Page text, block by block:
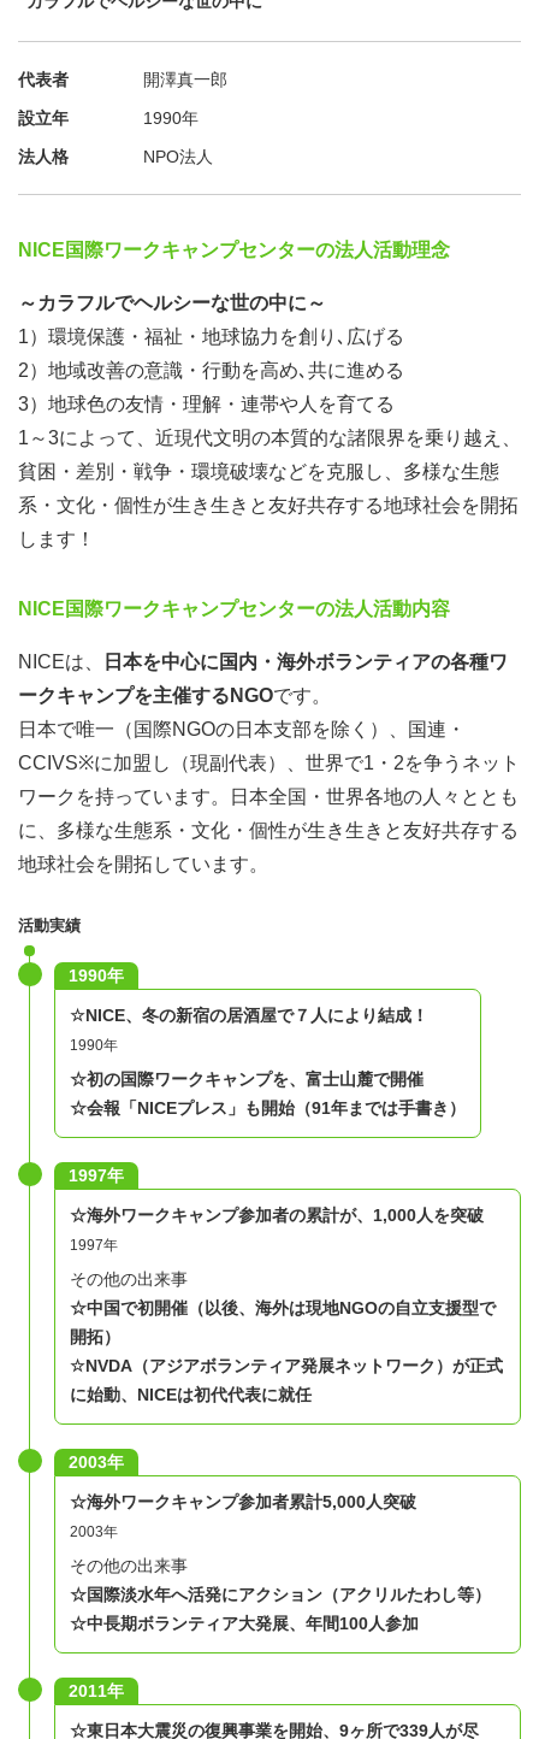
首都から45km（車で1時間。空港からは30分）。典型的な
美しい草原地帯で、点在する住民も友好的。数日間は同国
の人口300万人の1/3が集中する首都で過ごすかも。この時
期は朝晩は零下にも
でいつでも出迎え可）。最終日早朝以降に出発可。例えば
14:40成田→19:15ウランバートル。05/05 07:45ウランバ
ートル→13:40成田のモンゴル航空（直行便！）が64,240
円
座談会、乗馬、モンゴル文化体験。遠足も楽しめる
1990年設立のNGO、NICE（日本国際ワークキャンプセン
ター）。国際ボランティアの地球ネットワーク・CCIVSの
副代表。アジアでも97年にNVDA結成を主導し、現在代
表。提携国数は世界1、2。元気さ（若い沢山のメンバーが
つくる）と、多彩さ（色々な分野・地域・種類の事業）が
特徴のNGO。企画により深く関われるし、英語のハンデ
ィがより少ないし、外国人とは仲良くなれるし、第15の故
郷になる人も結構いて、大人気です。数日間の部分参加が
企画者・参加者の声
「植林したことがなくても問題ありません。」「水を大切
にしながらの生活で、普段の生活に感謝！」「雪がふぶい
代表者
開澤真一郎
設立年
1990年
法人格
NPO法人
NICE国際ワークキャンプセンターの法人活動理念
～カラフルでヘルシーな世の中に～
1）環境保護・福祉・地球協力を創り､広げる
2）地域改善の意識・行動を高め､共に進める
3）地球色の友情・理解・連帯や人を育てる
1～3によって、近現代文明の本質的な諸限界を乗り越え、
貧困・差別・戦争・環境破壊などを克服し、多様な生態
系・文化・個性が生き生きと友好共存する地球社会を開拓
します！
NICE国際ワークキャンプセンターの法人活動内容
NICEは、
日本を中心に国内・海外ボランティアの各種ワ
ークキャンプを主催するNGOです。
日本で唯一（国際NGOの日本支部を除く）、国連・
CCIVS※に加盟し（現副代表）、世界で1・2を争うネット
ワークを持っています。日本全国・世界各地の人々ととも
に、多様な生態系・文化・個性が生き生きと友好共存する
地球社会を開拓しています。
活動実績
1990年
☆NICE、冬の新宿の居酒屋で７人により結成！
1990年
☆初の国際ワークキャンプを、富士山麓で開催
☆会報「NICEプレス」も開始（91年までは手書き）
1997年
☆海外ワークキャンプ参加者の累計が、1,000人を突破
1997年
その他の出来事
☆中国で初開催（以後、海外は現地NGOの自立支援型で
開拓）
☆NVDA （アジアボランティア発展ネットワーク） が正式
に始動、NICEは初代代表に就任
2003年
​☆海外ワークキャンプ参加者累計5,000人突破
2003年
その他の出来事
☆国際淡水年へ活発にアクション（アクリルたわし等）
☆中長期ボランティア大発展、年間100人参加
2011年
​☆東日本大震災の復興事業を開始、9ヶ所で339人が尽